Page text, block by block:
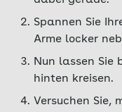
Spannen Sie
Arme locker
Nun lassen Sie
hinten kreisen.
Versuchen Sie,